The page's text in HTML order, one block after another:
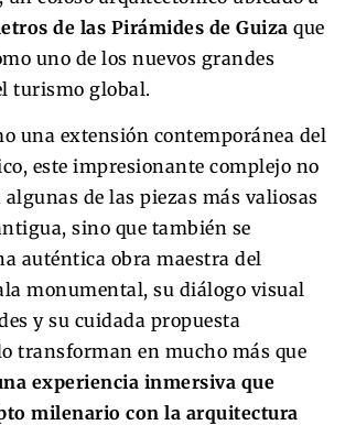
de las Pirámides de Guiza que
uno de los nuevos grandes
turismo global.
una extensión contemporánea del
este impresionante complejo no
de las piezas más valiosas
sino que también se
auténtica obra maestra del
monumental, su diálogo visual
y su cuidada propuesta
transforman en mucho más que
experiencia inmersiva que
milenario con la arquitectura